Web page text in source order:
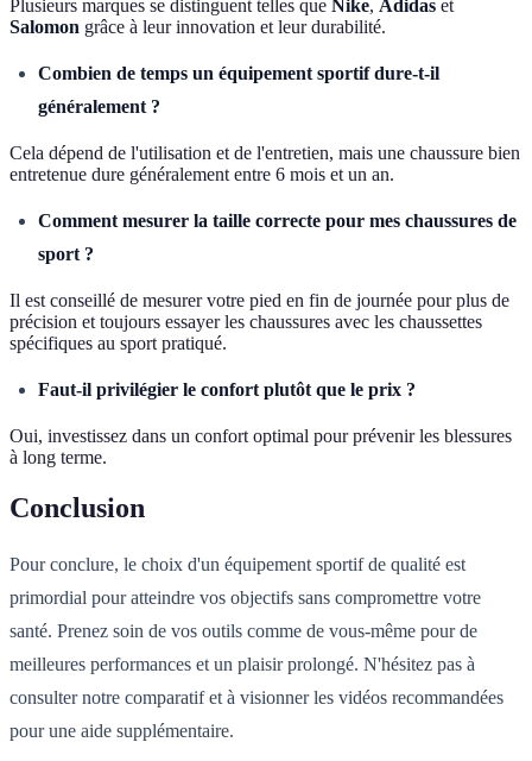
Plusieurs marques se distinguent telles que Nike, Adidas et
Salomon grâce à leur innovation et leur durabilité.
Combien de temps un équipement sportif dure-t-il
généralement ?
Cela dépend de l'utilisation et de l'entretien, mais une chaussure bien
entretenue dure généralement entre 6 mois et un an.
Comment mesurer la taille correcte pour mes chaussures de
sport ?
Il est conseillé de mesurer votre pied en fin de journée pour plus de
précision et toujours essayer les chaussures avec les chaussettes
spécifiques au sport pratiqué.
Faut-il privilégier le confort plutôt que le prix ?
Oui, investissez dans un confort optimal pour prévenir les blessures
à long terme.
Conclusion
Pour conclure, le choix d'un équipement sportif de qualité est
primordial pour atteindre vos objectifs sans compromettre votre
santé. Prenez soin de vos outils comme de vous-même pour de
meilleures performances et un plaisir prolongé. N'hésitez pas à
consulter notre comparatif et à visionner les vidéos recommandées
pour une aide supplémentaire.